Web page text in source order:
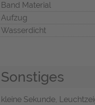
Band Material
Aufzug
Wasserdicht
Sonstiges
kleine Sekunde,